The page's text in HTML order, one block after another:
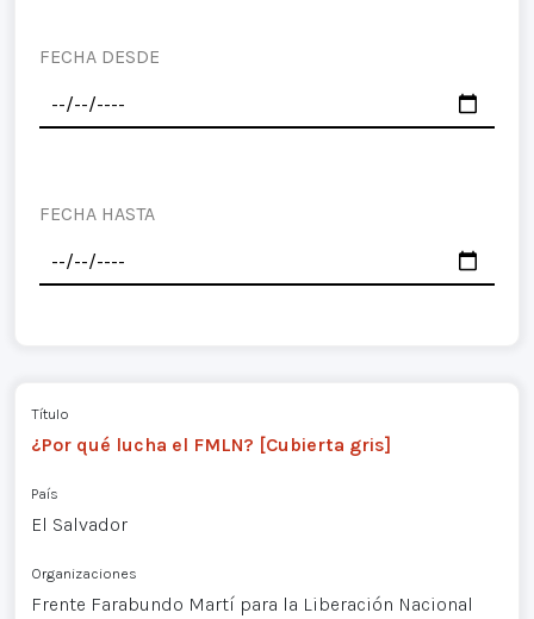
FECHA DESDE
FECHA HASTA
Título
¿Por qué lucha el FMLN? [Cubierta gris]
País
El Salvador
Organizaciones
Frente Farabundo Martí para la Liberación Nacional